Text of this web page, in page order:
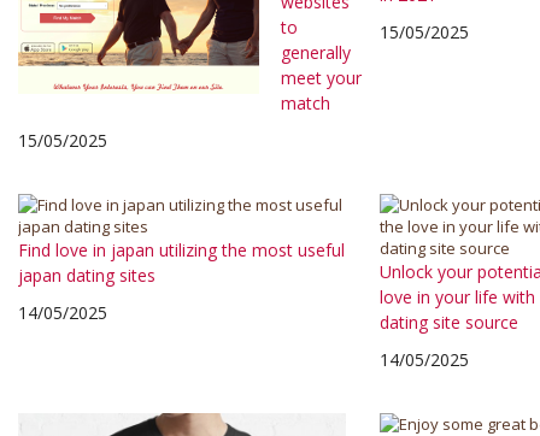
to
generally
meet your
match
15/05/2025
15/05/2025
Find love in japan utilizing the most useful
japan dating sites
14/05/2025
Unlock your
love in your life
dating site source
14/05/2025